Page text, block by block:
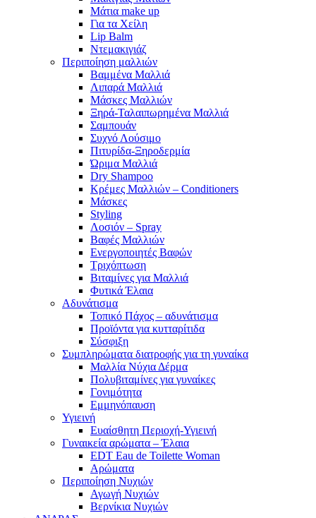
Μάτια make up
Για τα Χείλη
Lip Balm
Ντεμακιγιάζ
Περιποίηση μαλλιών
Βαμμένα Μαλλιά
Λιπαρά Μαλλιά
Μάσκες Μαλλιών
Ξηρά-Ταλαιπωρημένα Μαλλιά
Σαμπουάν
Συχνό Λούσιμο
Πιτυρίδα-Ξηροδερμία
Ώριμα Μαλλιά
Dry Shampoo
Κρέμες Μαλλιών – Conditioners
Μάσκες
Styling
Λοσιόν – Spray
Βαφές Μαλλιών
Ενεργοποιητές Βαφών
Τριχόπτωση
Βιταμίνες για Μαλλιά
Φυτικά Έλαια
Αδυνάτισμα
Τοπικό Πάχος – αδυνάτισμα
Προϊόντα για κυτταρίτιδα
Σύσφιξη
Συμπληρώματα διατροφής για τη γυναίκα
Μαλλία Νύχια Δέρμα
Πολυβιταμίνες για γυναίκες
Γονιμότητα
Εμμηνόπαυση
Υγιεινή
Ευαίσθητη Περιοχή-Υγιεινή
Γυναικεία αρώματα – Έλαια
EDT Eau de Toilette Woman
Αρώματα
Περιποίηση Νυχιών
Αγωγή Νυχιών
Βερνίκια Νυχιών